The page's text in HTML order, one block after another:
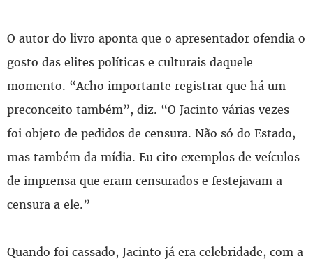
O autor do livro aponta que o apresentador ofendia o
gosto das elites políticas e culturais daquele
momento. “Acho importante registrar que há um
preconceito também”, diz. “O Jacinto várias vezes
foi objeto de pedidos de censura. Não só do Estado,
mas também da mídia. Eu cito exemplos de veículos
de imprensa que eram censurados e festejavam a
censura a ele.”
Quando foi cassado, Jacinto já era celebridade, com a